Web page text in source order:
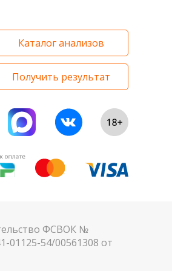
Каталог анализов
Получить результат
ФСВОК №
01125-54/00561308 от